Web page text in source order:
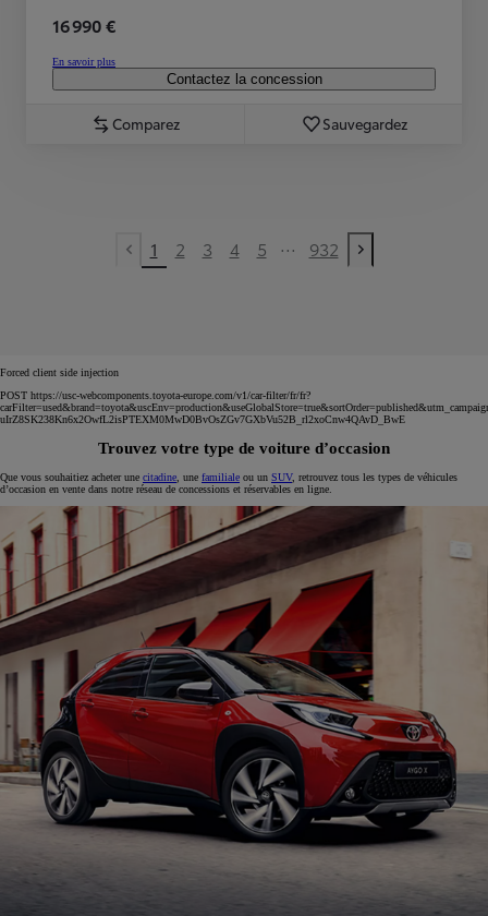
16 990 €
En savoir plus
Contactez la concession
Comparez Sauvegardez
Previous page
1 2 3 4 5 ... 932
Next page
Forced client side injection
POST https://usc-webcomponents.toyota-europe.com/v1/car-filter/fr/fr?
uIrZ8SK238Kn6x2OwfL2isPTEXM0MwD0BvOsZGv7GXbVu52B_rl2xoCnw4QAvD_BwE
Trouvez votre type de voiture d’occasion
Que vous souhaitiez acheter une citadine , une familiale ou un SUV, retrouvez tous les types de véhicules
d’occasion en vente dans notre réseau de concessions et réservables en ligne.